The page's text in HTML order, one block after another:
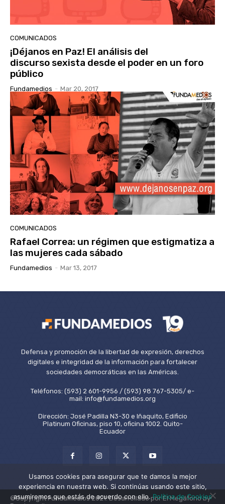
COMUNICADOS
¡Déjanos en Paz! El análisis del
discurso sexista desde el poder en un foro
público
Fundamedios - Mar 20, 2017
COMUNICADOS
Rafael Correa: un régimen que estigmatiza a
las mujeres cada sábado
Fundamedios - Mar 13, 2017
Defensa y promoción de la libertad de expresión, derechos
digitales e integridad de la información para fortalecer
sociedades democráticas en las Américas.
Teléfonos: (593) 2 601-9956 / (593) 98 767-5305/ e-
mail: info@fundamedios.org
Dirección: José Padilla N3-30 e Iñaquito, Edificio
Platinum Oficinas, piso 10, oficina 1002. Quito-
Ecuador
©Copyright Fundamedios 2021. Desarrollado por El Megáfono by
Usamos cookies para asegurar que te damos la mejor
experiencia en nuestra web. Si continúas usando este sitio,
asumiremos que estás de acuerdo con ello.Política de Cookies